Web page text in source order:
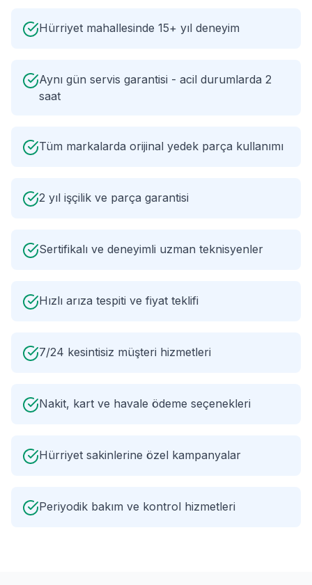
Hürriyet mahallesinde 15+ yıl deneyim
Aynı gün servis garantisi - acil durumlarda 2
saat
Tüm markalarda orijinal yedek parça kullanımı
2 yıl işçilik ve parça garantisi
Sertifikalı ve deneyimli uzman teknisyenler
Hızlı arıza tespiti ve fiyat teklifi
7/24 kesintisiz müşteri hizmetleri
Nakit, kart ve havale ödeme seçenekleri
Hürriyet sakinlerine özel kampanyalar
Periyodik bakım ve kontrol hizmetleri